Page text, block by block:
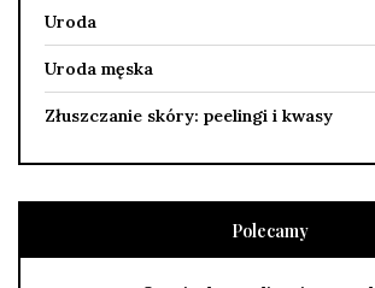
Uroda
Uroda męska
Złuszczanie skóry: peelingi i kwasy
Polecamy